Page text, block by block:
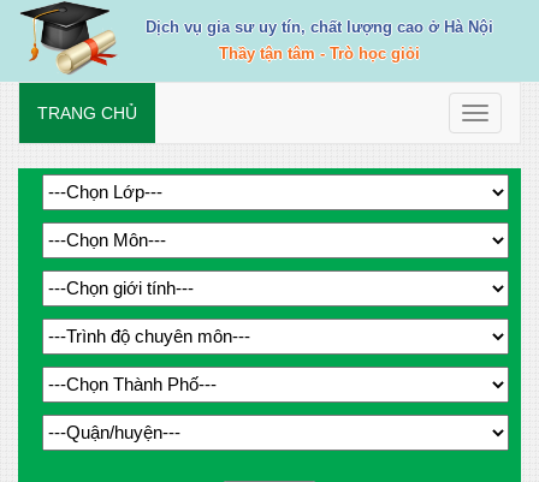
Dịch vụ gia sư uy tín, chất lượng cao ở Hà Nội
Thầy tận tâm - Trò học giỏi
Toggle
TRANG CHỦ